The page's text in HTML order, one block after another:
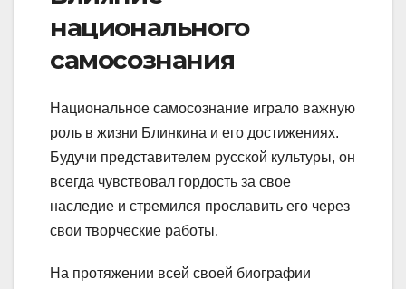
национального
самосознания
Национальное самосознание играло важную
роль в жизни Блинкина и его достижениях.
Будучи представителем русской культуры, он
всегда чувствовал гордость за свое
наследие и стремился прославить его через
свои творческие работы.
На протяжении всей своей биографии